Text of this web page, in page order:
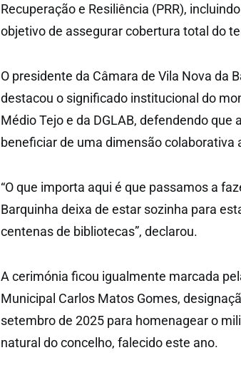
Recuperação e Resiliência (PRR),
objetivo de assegurar cobertura total do
O presidente da Câmara de Vila Nova da
destacou o significado institucional do
Médio Tejo e da DGLAB, defendendo
beneficiar de uma dimensão colaborativa
“O que importa aqui é que passamos a
Barquinha deixa de estar sozinha para
centenas de bibliotecas”, declarou.
A cerimónia ficou igualmente marcada
Municipal Carlos Matos Gomes,
setembro de 2025 para homenagear o
natural do concelho, falecido este ano.